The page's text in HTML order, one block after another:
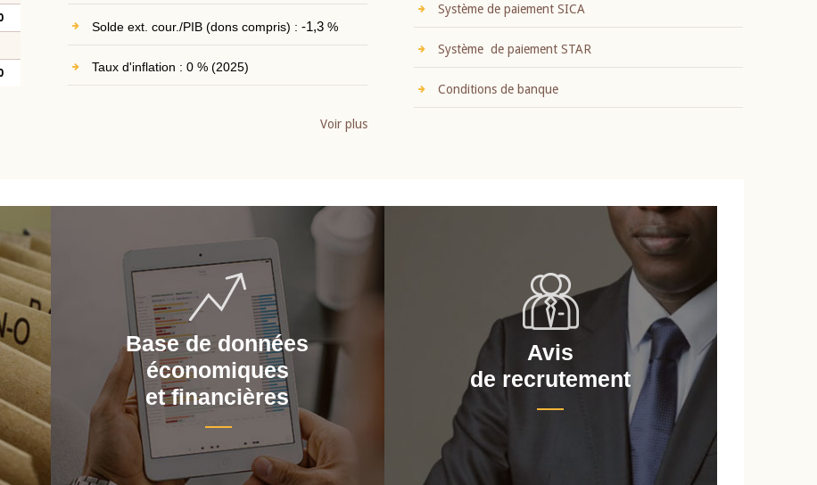
Solde ext. cour./PIB (dons compris) : -1,3%
Taux d'inflation : 0 % (2025)
Voir plus
Système de paiement SICA
Système de paiement STAR
Conditions de banque
Base de données
économiques
et financières
Avis
de recrutement